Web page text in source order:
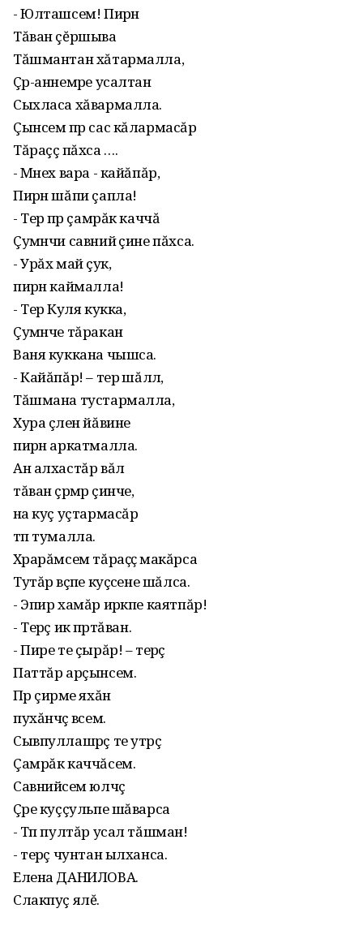
- Юлташсем! Пирӗн
Тăван çĕршыва
Тăшмантан хăтармалла,
Çӗр-аннемӗре усалтан
Сыхласа хăвармалла.
Çынсем пӗр сас кăлармасăр
Тăраççӗ пăхса ….
- Мӗнех вара - кайăпăр,
Пирӗн шăпи çапла!
- Терӗ пӗр çамрăк каччă
Çумӗнчи савнийӗ çине пăхса.
- Урăх майӗ çук,
пирӗн каймалла!
- Терӗ Куля кукка,
Çумӗнче тăракан
Ваня куккана чышса.
- Кайăпăр! – терӗ шăллӗ,
Тăшмана тустармалла,
Хура çӗлен йăвине
пирӗн аркатмалла.
Ан алхастăр вăл
тăван çӗрӗмӗр çинче,
Ᾰна куç уçтармасăр
тӗп тумалла.
Хӗрарăмсем тăраҫҫӗ макăрса
Тутăр вӗçӗпе куçӗсене шăлса.
- Эпир хамăр ирӗкпе каятпăр!
- Терӗç икӗ пӗртăван.
- Пире те çырăр! – терӗç
Паттăр арçынсем.
Пӗр çирӗме яхăн
пухăнчӗç вӗсем.
Сывпуллашрӗç те утрӗç
Çамрăк каччăсем.
Савнийӗсем юлчӗç
Çӗре куççульпе шăварса
- Тӗп пултăр усал тăшман!
- терӗç чунтан ылханса.
Елена ДАНИЛОВА.
Слакпуç ялĕ.